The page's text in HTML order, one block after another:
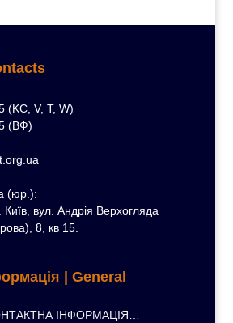
(KC, V, T, W)
(ВФ)
(юр.):
вул. Андрія Верхогляда
8, кв 15.
| General
ІНФОРМАЦІЯ…